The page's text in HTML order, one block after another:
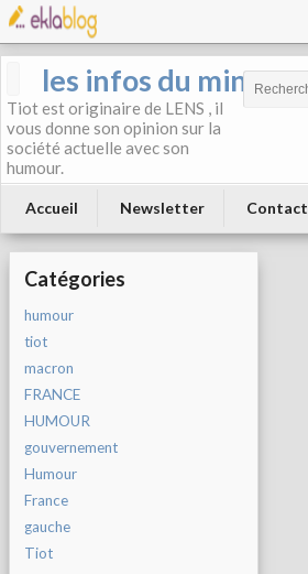
les infos du mineur
Tiot est originaire de LENS , il
vous donne son opinion sur la
société actuelle avec son
humour.
Accueil Newsletter Contact
Catégories
humour
tiot
macron
FRANCE
HUMOUR
gouvernement
Humour
France
gauche
Tiot